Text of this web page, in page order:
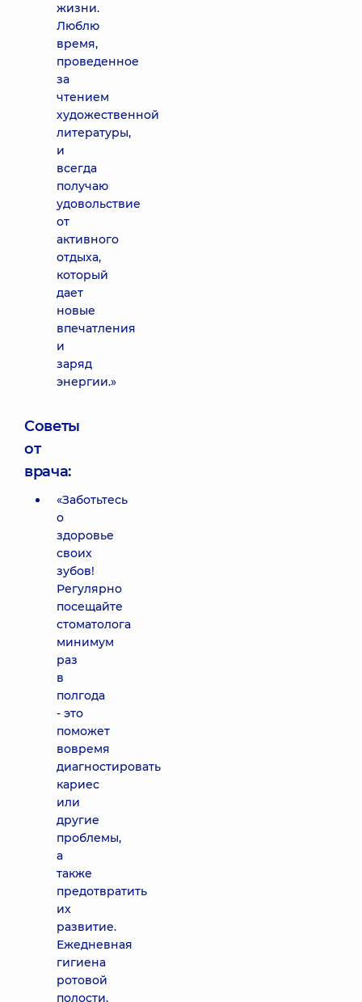
жизни.
Люблю
время,
проведенное
за
чтением
художественной
литературы,
и
всегда
получаю
удовольствие
от
активного
отдыха,
который
дает
новые
впечатления
и
заряд
энергии.»
Советы
от
врача:
«Заботьтесь
о
здоровье
своих
зубов!
Регулярно
посещайте
стоматолога
минимум
раз
в
полгода
- это
поможет
вовремя
диагностировать
кариес
или
другие
проблемы,
а
также
предотвратить
их
развитие.
Ежедневная
гигиена
ротовой
полости,